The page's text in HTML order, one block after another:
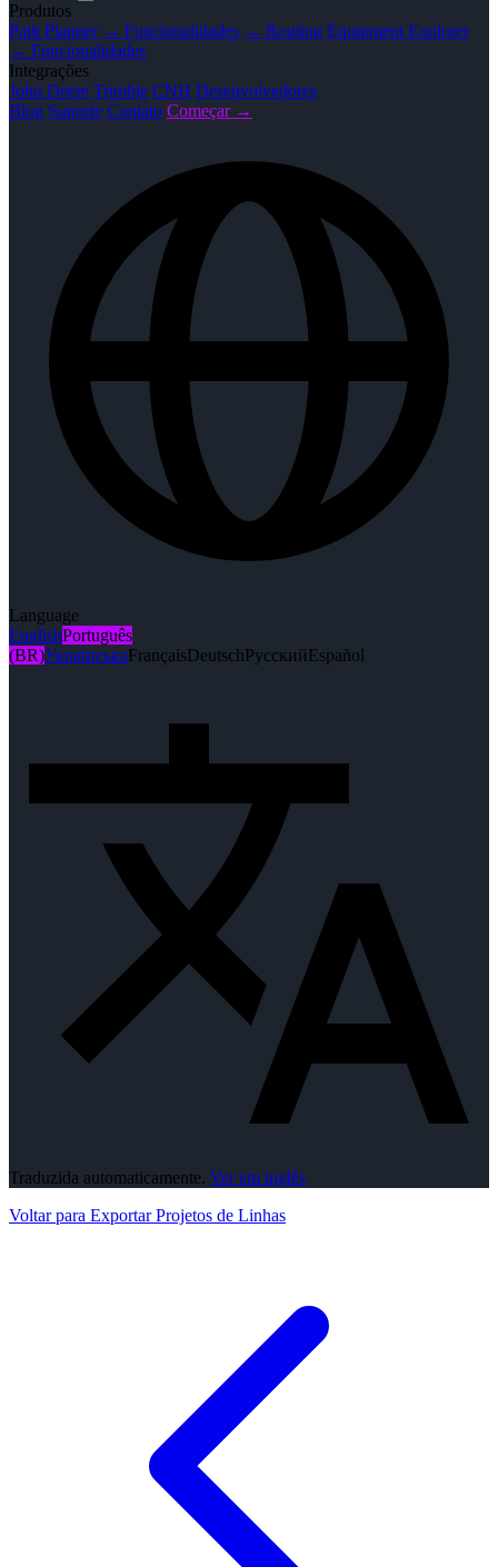
Produtos
Path Planner → Funcionalidades → Routing Equipment Explorer
→ Funcionalidades
Integrações
John Deere Trimble CNH Desenvolvedores
Blog Suporte Contato Começar →
Language
EnglishPortuguês
(BR)УкраїнськаFrançaisDeutschРусскийEspañol
Traduzida automaticamente. Ver em inglês
Voltar para Exportar Projetos de Linhas